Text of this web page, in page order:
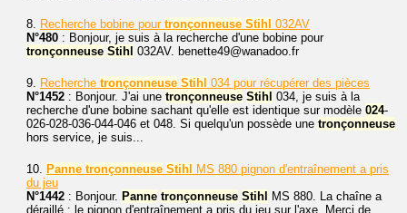
8. Recherche bobine pour tronçonneuse Stihl 032AV
N°480 : Bonjour, je suis à la recherche d'une bobine pour
tronçonneuse Stihl 032AV. benette49@wanadoo.fr
9. Recherche tronçonneuse Stihl 034 pour récupérer des pièces
N°1452 : Bonjour. J'ai une tronçonneuse Stihl 034, je suis à la
recherche d'une bobine sachant qu'elle est identique sur modèle 024-
026-028-036-044-046 et 048. Si quelqu'un possède une tronçonneuse
hors service, je suis...
10. Panne tronçonneuse Stihl
MS 880 pignon d'entraînement a pris
du jeu
N°1442 : Bonjour. Panne tronçonneuse Stihl
MS 880. La chaîne a
déraillé ; le pignon d'entraînement a pris du jeu sur l'axe. Merci de